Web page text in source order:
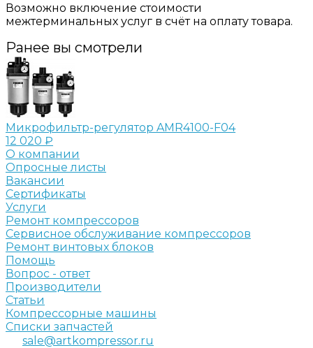
Возможно включение стоимости
межтерминальных услуг в счёт на оплату товара.
Ранее вы смотрели
Микрофильтр-регулятор AMR4100-F04
12 020 ₽
О компании
Опросные листы
Вакансии
Сертификаты
Услуги
Ремонт компрессоров
Сервисное обслуживание компрессоров
Ремонт винтовых блоков
Помощь
Вопрос - ответ
Производители
Статьи
Компрессорные машины
Списки запчастей
sale@artkompressor.ru